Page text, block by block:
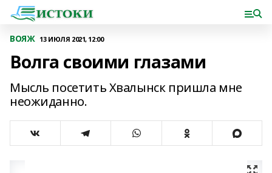
ВОЯЖ 13 ИЮЛЯ 2021, 12:00
Волга своими глазами
Мысль посетить Хвалынск пришла мне
неожиданно.